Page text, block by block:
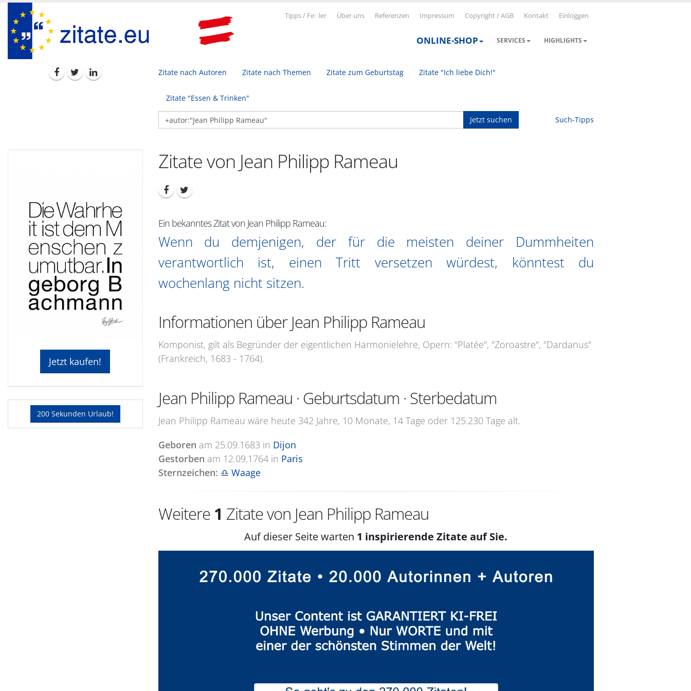
Tipps / Fe ler Über uns Referenzen Impressum Copyright / AGB Kontakt Einloggen
ONLINE-SHOP SERVICES HIGHLIGHTS
Zitate nach Autoren Zitate nach Themen Zitate zum Geburtstag Zitate "Ich liebe Dich!"
Zitate "Essen & Trinken"
Jetzt suchen Such-Tipps
Jetzt kaufen!
200 Sekunden Urlaub!
Zitate von Jean Philipp Rameau
Ein bekanntes Zitat von Jean Philipp Rameau:
Wenn du demjenigen, der für die meisten deiner Dummheiten
verantwortlich ist, einen Tritt versetzen würdest, könntest du
wochenlang nicht sitzen.
Informationen über Jean Philipp Rameau
Komponist, gilt als Begründer der eigentlichen Harmonielehre, Opern: "Platée", "Zoroastre", "Dardanus"
(Frankreich, 1683 - 1764).
Jean Philipp Rameau · Geburtsdatum · Sterbedatum
Jean Philipp Rameau wäre heute 342 Jahre, 10 Monate, 14 Tage oder 125.230 Tage alt.
Geboren am 25.09.1683 in Dijon
Gestorben am 12.09.1764in Paris
Sternzeichen: ♎ Waage
Weitere 1 Zitate von Jean Philipp Rameau
Auf dieser Seite warten 1 inspirierende Zitate auf Sie.